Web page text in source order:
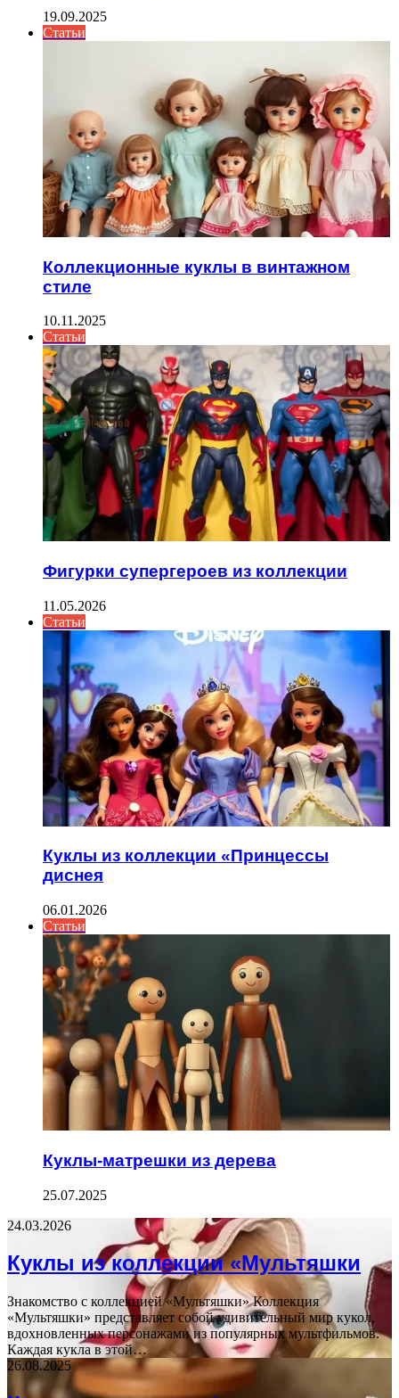
19.09.2025
Статьи
Коллекционные куклы в винтажном
стиле
10.11.2025
Статьи
Фигурки супергероев из коллекции
11.05.2026
Статьи
Куклы из коллекции «Принцессы
диснея
06.01.2026
Статьи
Куклы-матрешки из дерева
25.07.2025
24.03.2026
Куклы из коллекции «Мультяшки
Знакомство с коллекцией «Мультяшки» Коллекция
«Мультяшки» представляет собой удивительный мир кукол,
вдохновленных персонажами из популярных мультфильмов.
Каждая кукла в этой…
26.08.2025